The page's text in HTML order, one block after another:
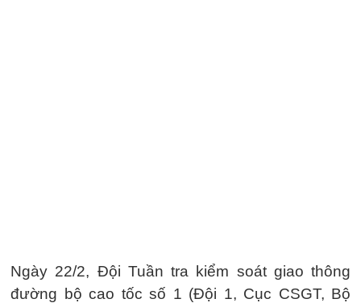
Ngày 22/2, Đội Tuần tra kiểm soát giao thông
đường bộ cao tốc số 1 (Đội 1, Cục CSGT, Bộ